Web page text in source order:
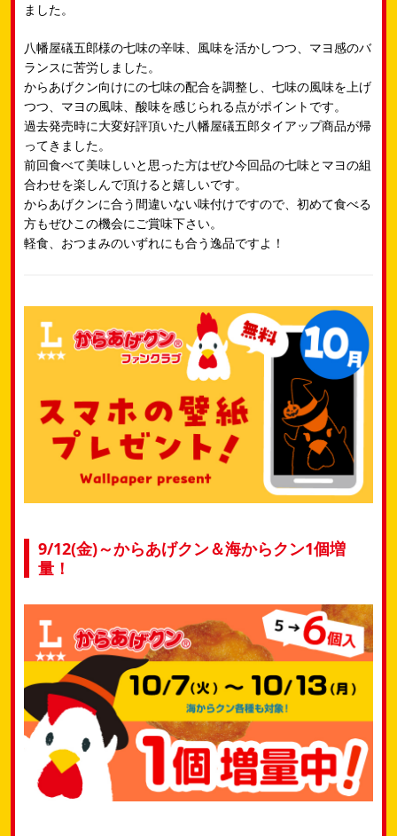
ました。​
八幡屋礒五郎様の七味の辛味、風味を活かしつつ、マヨ感のバ
ランスに苦労しました。​
からあげクン向けにの七味の配合を調整し、七味の風味を上げ
つつ、マヨの風味、酸味を感じられる点がポイントです。
過去発売時に大変好評頂いた八幡屋礒五郎タイアップ商品が帰
ってきました。​
前回食べて美味しいと思った方はぜひ今回品の七味とマヨの組
合わせを楽しんで頂けると嬉しいです。​
からあげクンに合う間違いない味付けですので、初めて食べる
方もぜひこの機会にご賞味下さい。​
軽食、おつまみのいずれにも合う逸品ですよ！
9/12(金)～からあげクン＆海からクン1個増
量！